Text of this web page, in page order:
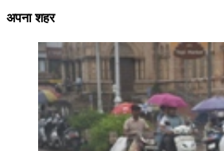
अपना शहर